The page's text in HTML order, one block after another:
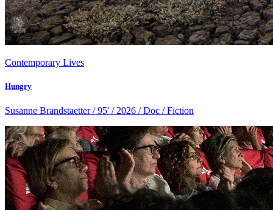
Contemporary Lives
Hungry
Susanne Brandstaetter / 95' / 2026 / Doc / Fiction